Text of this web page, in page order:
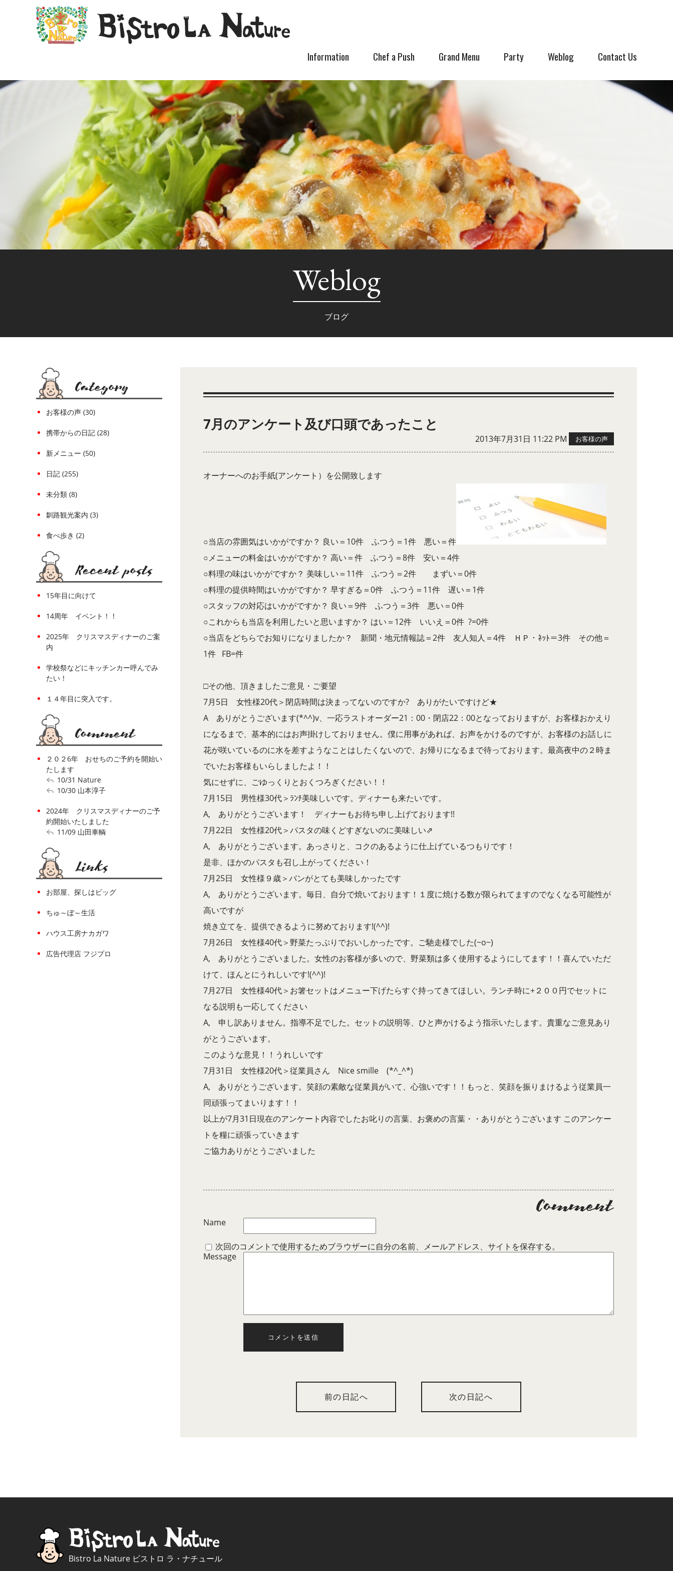
Information Chef a Push Grand Menu Party Weblog Contact Us
Weblog
ブログ
7月のアンケート及び口頭であったこと
2013年7月31日 11:22 PM お客様の声
オーナーへのお手紙(アンケート）を公開致します
○当店の雰囲気はいかがですか？ 良い＝10件 ふつう＝1件 悪い＝件
○メニューの料金はいかがですか？ 高い＝件 ふつう＝8件 安い＝4件
○料理の味はいかがですか？ 美味しい＝11件 ふつう＝2件 まずい＝0件
○料理の提供時間はいかがですか？ 早すぎる＝0件 ふつう＝11件 遅い＝1件
○スタッフの対応はいかがですか？ 良い＝9件 ふつう＝3件 悪い＝0件
○これからも当店を利用したいと思いますか？ はい＝12件 いいえ＝0件 ?=0件
○当店をどちらでお知りになりましたか？ 新聞・地元情報誌＝2件 友人知人＝4件 ＨＰ・ﾈｯﾄ＝3件 その他＝
1件 FB=件
□その他、頂きましたご意見・ご要望
7月5日 女性様20代＞閉店時間は決まってないのですか? ありがたいですけど★
A ありがとうございます(*^^)v、一応ラストオーダー21：00・閉店22：00となっておりますが、お客様おかえり
になるまで、基本的にはお声掛けしておりません。僕に用事があれば、お声をかけるのですが、お客様のお話しに
花が咲いているのに水を差すようなことはしたくないので、お帰りになるまで待っております。最高夜中の２時ま
でいたお客様もいらしましたよ！！
気にせずに、ごゆっくりとおくつろぎください！！
7月15日 男性様30代＞ﾗﾝﾁ美味しいです。ディナーも来たいです。
A, ありがとうございます！ ディナーもお待ち申し上げております!!
7月22日 女性様20代＞パスタの味くどすぎないのに美味しい⇗
A, ありがとうございます。あっさりと、コクのあるように仕上げているつもりです！
是非、ほかのパスタも召し上がってください！
7月25日 女性様９歳＞パンがとても美味しかったです
A, ありがとうございます。毎日、自分で焼いております！１度に焼ける数が限られてますのでなくなる可能性が
高いですが
焼き立てを、提供できるように努めております!(^^)!
7月26日 女性様40代＞野菜たっぷりでおいしかったです。ご馳走様でした(~o~)
A, ありがとうございました。女性のお客様が多いので、野菜類は多く使用するようにしてます！！喜んでいただ
けて、ほんとにうれしいです!(^^)!
7月27日 女性様40代＞お箸セットはメニュー下げたらすぐ持ってきてほしい。ランチ時に+２００円でセットに
なる説明も一応してください
A, 申し訳ありません。指導不足でした。セットの説明等、ひと声かけるよう指示いたします。貴重なご意見あり
がとうございます。
このような意見！！うれしいです
7月31日 女性様20代＞従業員さん Nice smille (*^_^*)
A, ありがとうございます。笑顔の素敵な従業員がいて、心強いです！！もっと、笑顔を振りまけるよう従業員一
同頑張ってまいります！！
以上が7月31日現在のアンケート内容でしたお叱りの言葉、お褒めの言葉・・ありがとうございます このアンケー
トを糧に頑張っていきます
ご協力ありがとうございました
Name
次回のコメントで使用するためブラウザーに自分の名前、メールアドレス、サイトを保存する。
Message
コメントを送信
前の日記へ 次の日記へ
お客様の声 (30)
携帯からの日記 (28)
新メニュー (50)
日記 (255)
未分類 (8)
釧路観光案内 (3)
食べ歩き (2)
15年目に向けて
14周年 イベント！！
2025年 クリスマスディナーのご案
内
学校祭などにキッチンカー呼んでみ
たい！
１４年目に突入です。
２０２6年 おせちのご予約を開始い
たします
10/31 Nature
10/30 山本淳子
2024年 クリスマスディナーのご予
約開始いたしました
11/09 山田車輌
お部屋、探しはビッグ
ちゅ～ぼ～生活
ハウス工房ナカガワ
広告代理店 フジプロ
Bistro La Nature ビストロ ラ・ナチュール